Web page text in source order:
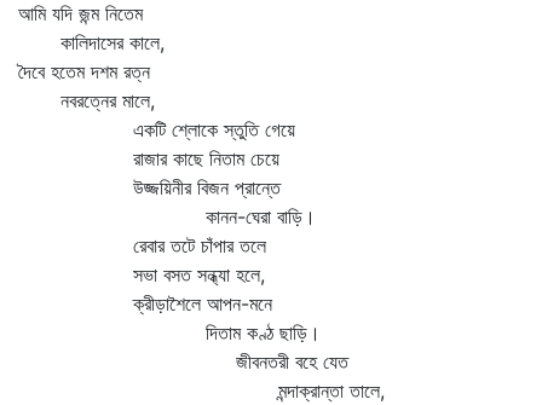
আমি যদি জন্ম নিতেম
কালিদাসের কালে,
দৈবে হতেম দশম রত্ন
নবরত্নের মালে,
একটি শ্লোকে স্তুতি গেয়ে
রাজার কাছে নিতাম চেয়ে
উজ্জয়িনীর বিজন প্রান্তে
কানন-ঘেরা বাড়ি।
রেবার তটে চাঁপার তলে
সভা বসত সন্ধ্যা হলে,
ক্রীড়াশৈলে আপন-মনে
দিতাম কণ্ঠ ছাড়ি।
জীবনতরী বহে যেত
মন্দাক্রান্তা তালে,